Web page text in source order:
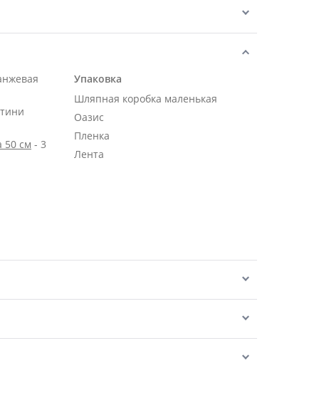
50 см - 3
Упаковка
Шляпная коробка маленькая
Оазис
Пленка
Лента